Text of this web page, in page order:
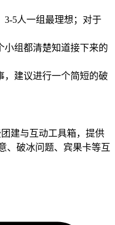
3-5人一组最理想；对于
小组都清楚知道接下来的
，建议进行一个简短的破
团建与互动工具箱，提供
、破冰问题、宾果卡等互